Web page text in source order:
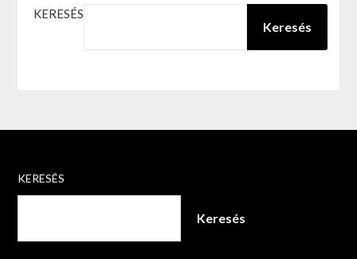
KERESÉS
Keresés
KERESÉS
Keresés